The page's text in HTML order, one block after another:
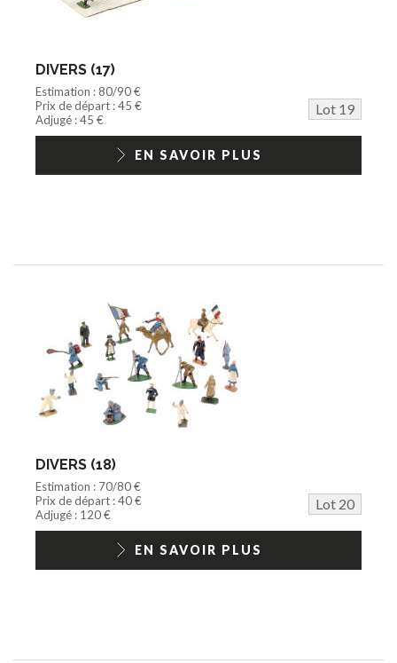
DIVERS (17)
Estimation : 80/90 €
Prix de départ : 45 €
Lot 19
Adjugé : 45 €
EN SAVOIR PLUS
DIVERS (18)
Estimation : 70/80 €
Prix de départ : 40 €
Lot 20
Adjugé : 120 €
EN SAVOIR PLUS